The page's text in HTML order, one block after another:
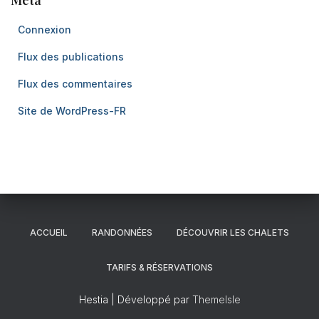
Connexion
Flux des publications
Flux des commentaires
Site de WordPress-FR
ACCUEIL RANDONNÉES DÉCOUVRIR LES CHALETS
TARIFS & RÉSERVATIONS
Hestia | Développé par ThemeIsle